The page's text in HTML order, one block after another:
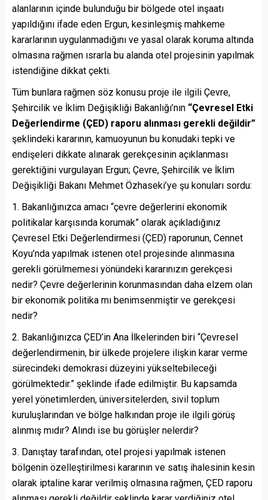
alanlarının içinde bulunduğu bir bölgede otel inşaatı
yapıldığını ifade eden Ergun, kesinleşmiş mahkeme
kararlarının uygulanmadığını ve yasal olarak koruma altında
olmasına rağmen ısrarla bu alanda otel projesinin yapılmak
istendiğine dikkat çekti.
Tüm bunlara rağmen söz konusu proje ile ilgili Çevre,
Şehircilik ve İklim Değişikliği Bakanlığı’nın “Çevresel Etki
Değerlendirme (ÇED) raporu alınması gerekli değildir”
şeklindeki kararının, kamuoyunun bu konudaki tepki ve
endişeleri dikkate alınarak gerekçesinin açıklanması
gerektiğini vurgulayan Ergun; Çevre, Şehircilik ve İklim
Değişikliği Bakanı Mehmet Özhaseki’ye şu konuları sordu:
Bakanlığınızca amacı “çevre değerlerini ekonomik
politikalar karşısında korumak” olarak açıkladığınız
Çevresel Etki Değerlendirmesi (ÇED) raporunun, Cennet
Koyu’nda yapılmak istenen otel projesinde alınmasına
gerekli görülmemesi yönündeki kararınızın gerekçesi
nedir? Çevre değerlerinin korunmasından daha elzem olan
bir ekonomik politika mı benimsenmiştir ve gerekçesi
nedir?
Bakanlığınızca ÇED’in Ana İlkelerinden biri “Çevresel
değerlendirmenin, bir ülkede projelere ilişkin karar verme
sürecindeki demokrasi düzeyini yükseltebileceği
görülmektedir.” şeklinde ifade edilmiştir. Bu kapsamda
yerel yönetimlerden, üniversitelerden, sivil toplum
kuruluşlarından ve bölge halkından proje ile ilgili görüş
alınmış mıdır? Alındı ise bu görüşler nelerdir?
Danıştay tarafından, otel projesi yapılmak istenen
bölgenin özelleştirilmesi kararının ve satış ihalesinin kesin
olarak iptaline karar verilmiş olmasına rağmen, ÇED raporu